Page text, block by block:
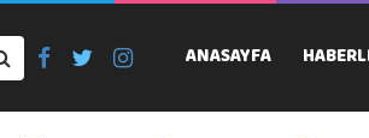
ANASAYFA